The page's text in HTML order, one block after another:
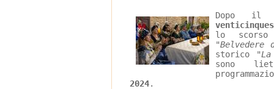
Dopo
lo
"Belvedere
storico
sono
2024.